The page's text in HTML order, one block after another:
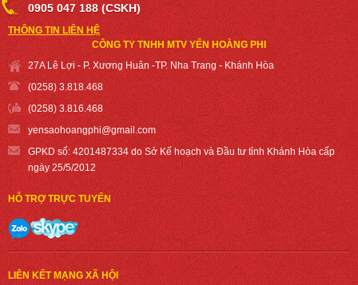
0905 047 188 (CSKH)
THÔNG TIN LIÊN HỆ
CÔNG TY TNHH MTV YẾN HOÀNG PHI
27A Lê Lợi - P. Xương Huân -TP. Nha Trang - Khánh Hòa
(0258) 3.818.468
(0258) 3.816.468
yensaohoangphi@gmail.com
GPKD số: 4201487334 do Sở Kế hoạch và Đầu tư tỉnh Khánh Hòa cấp
ngày 25/5/2012
HỖ TRỢ TRỰC TUYẾN
LIÊN KẾT MẠNG XÃ HỘI